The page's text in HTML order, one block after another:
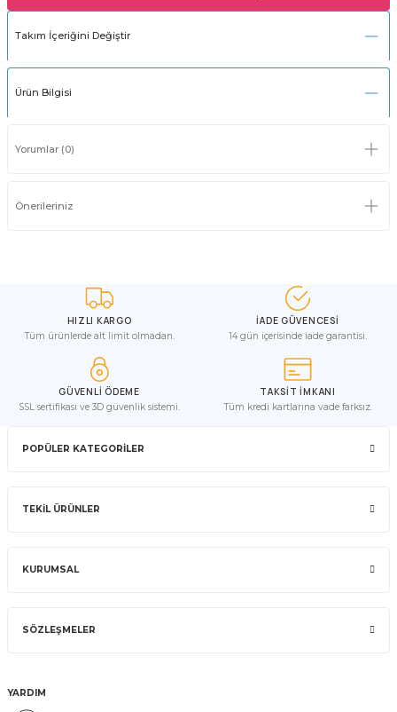
Takım İçeriğini Değiştir
Ürün Bilgisi
Yorumlar (0)
Önerileriniz
HIZLI KARGO
Tüm ürünlerde alt limit olmadan.
İADE GÜVENCESİ
14 gün içerisinde iade garantisi.
GÜVENLİ ÖDEME
SSL sertifikası ve 3D güvenlik sistemi.
TAKSİT İMKANI
Tüm kredi kartlarına vade farksız.
POPÜLER KATEGORİLER
TEKİL ÜRÜNLER
KURUMSAL
SÖZLEŞMELER
YARDIM